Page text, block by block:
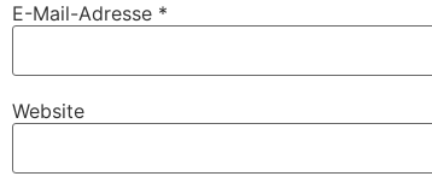
E-Mail-Adresse *
Website